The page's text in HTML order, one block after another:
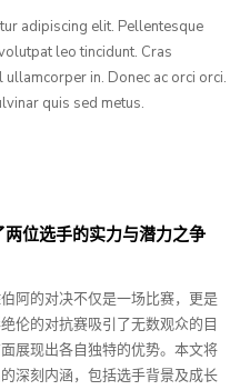
adipiscing elit. Pellentesque
leo tincidunt. Cras
in. Donec ac orci orci.
quis sed metus.
位选手的实力与潜力之争
阿的对决不仅是一场比赛，更是
伦的对抗赛吸引了无数观众的目
展现出各自独特的优势。本文将
深刻内涵，包括选手背景及成长